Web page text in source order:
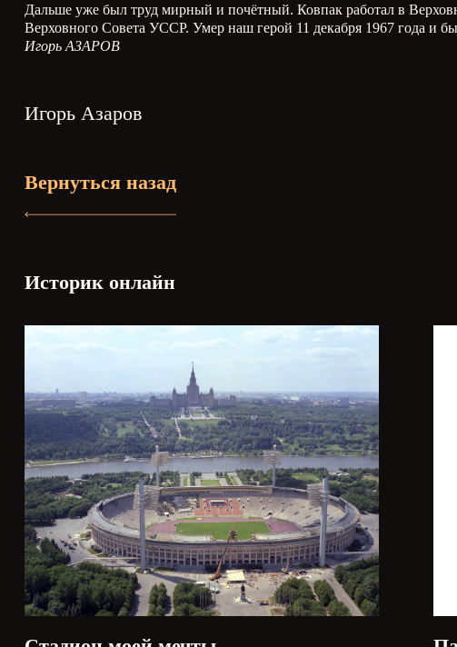
Дальше уже был труд мирный и почётный. Ковпак работал в
Верховного Совета УССР. Умер наш герой 11 декабря 1967 года и
Игорь АЗАРОВ
Игорь Азаров
Вернуться назад
Историк онлайн